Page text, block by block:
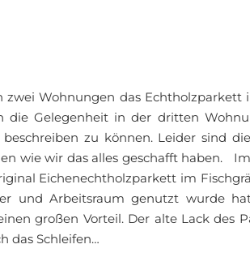
zwei Wohnungen das
die Gelegenheit in der dritten
beschreiben zu können. Leider sind
wie wir das alles geschafft haben.
Eichenechtholzparkett im
und Arbeitsraum genutzt wurde
großen Vorteil. Der alte Lack des
das Schleifen…